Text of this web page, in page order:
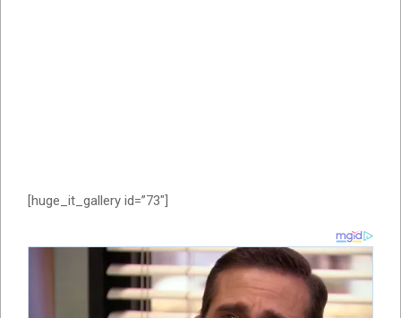
[huge_it_gallery id=”73″]